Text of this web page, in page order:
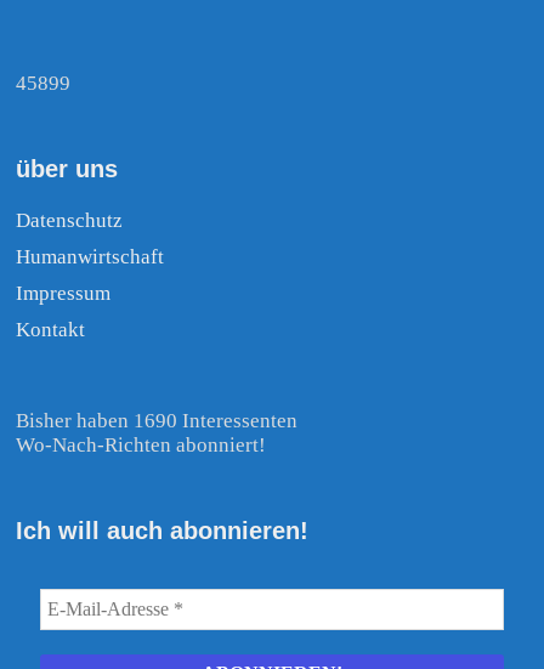
45899
über uns
Datenschutz
Humanwirtschaft
Impressum
Kontakt
Bisher haben 1690 Interessenten
Wo-Nach-Richten abonniert!
Ich will auch abonnieren!